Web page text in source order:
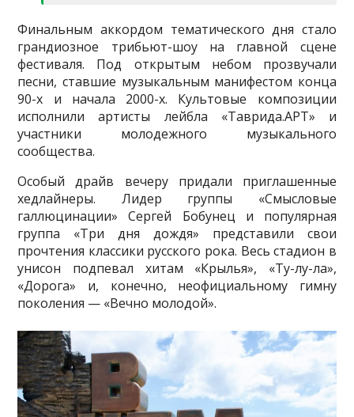
Финальным аккордом тематического дня стало
грандиозное трибьют-шоу на главной сцене
фестиваля. Под открытым небом прозвучали
песни, ставшие музыкальным манифестом конца
90-х и начала 2000-х. Культовые композиции
исполнили артисты лейбла «Таврида.АРТ» и
участники молодежного музыкального
сообщества.
Особый драйв вечеру придали приглашенные
хедлайнеры. Лидер группы «Смысловые
галлюцинации» Сергей Бобунец и популярная
группа «Три дня дождя» представили свои
прочтения классики русского рока. Весь стадион в
унисон подпевал хитам «Крылья», «Ту-лу-ла»,
«Дорога» и, конечно, неофициальному гимну
поколения — «Вечно молодой».